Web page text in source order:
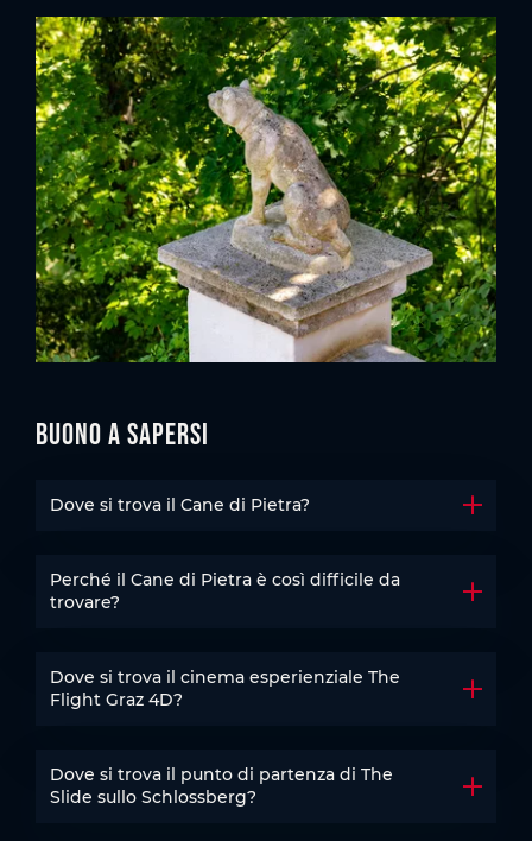
Buono a sapersi
Dove si trova il Cane di Pietra? Aprire
Perché il Cane di Pietra è così difficile da
trovare?
Aprire
Dove si trova il cinema esperienziale The
Flight Graz 4D?
Aprire
Dove si trova il punto di partenza di The
Slide sullo Schlossberg?
Aprire